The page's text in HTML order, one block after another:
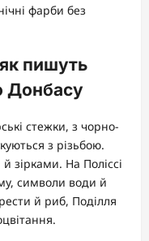
фарби без
пишуть
Донбасу
стежки, з чорно-
з різьбою.
зірками. На Поліссі
символи води й
й риб, Поділля